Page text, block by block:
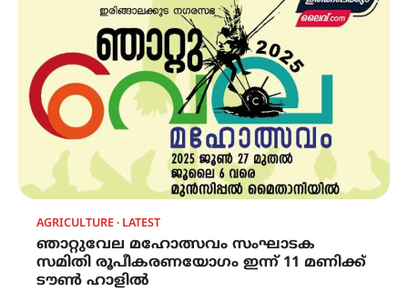
AGRICULTURE LATEST
ഞാറ്റുവേല മഹോത്സവം സംഘാടക
സമിതി രൂപീകരണയോഗം ഇന്ന് 11 മണിക്ക്
ടൗൺ ഹാളിൽ